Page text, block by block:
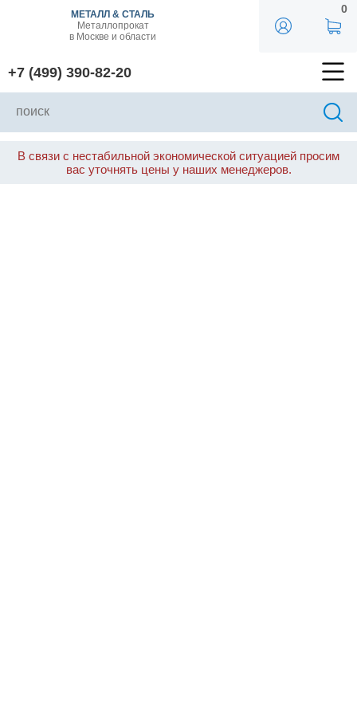
МЕТАЛЛ & СТАЛЬ
Металлопрокат
в Москве и области
+7 (499) 390-82-20
0
В связи с нестабильной экономической ситуацией просим
вас уточнять цены у наших менеджеров.